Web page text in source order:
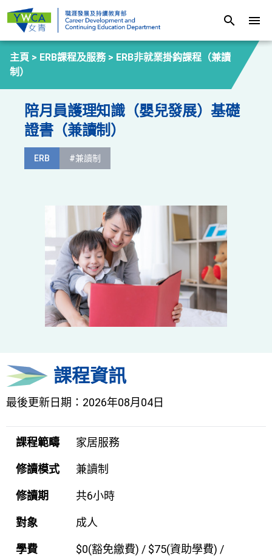
search menu
主頁 > ERB課程及服務 > ERB非就業掛鈎課程（兼讀
制）
陪月員護理知識（嬰兒發展）基礎
證書（兼讀制）
ERB #兼讀制
課程資訊
最後更新日期：2026年08月04日
課程範疇 家居服務
修讀模式 兼讀制
修讀期 共6小時
對象 成人
學費
$0(豁免繳費) / $75(資助學費) /